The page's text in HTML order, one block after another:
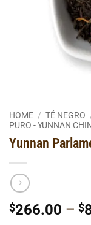
HOME / TÉ NEGRO
PURO - YUNNAN
Yunnan
$266.00 – $